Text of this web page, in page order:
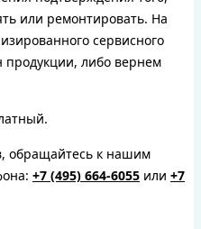
или ремонтировать. На
сервисного
либо вернем
обращайтесь к нашим
+7 (495) 664-6055 или +7